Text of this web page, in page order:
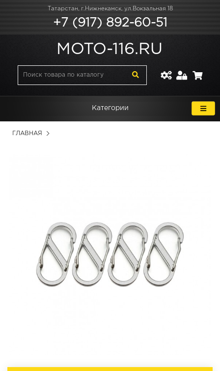
Татарстан, г.Нижнекамск, ул.Вокзальная 18
+7 (917) 892-60-51
MOTO-116.RU
Категории
ГЛАВНАЯ